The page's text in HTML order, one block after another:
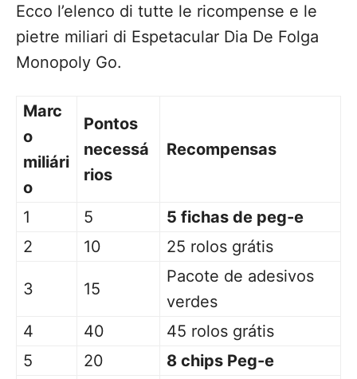
Ecco l’elenco di tutte le ricompense e le
pietre miliari di Espetacular Dia De Folga
Monopoly Go.
Marc
o
miliári
o
Pontos
necessá
rios
Recompensas
1 5
5 fichas de peg-e
2
10 25 rolos grátis
3 15
Pacote de adesivos
verdes
4
40
45 rolos grátis
5
20 8 chips Peg-e